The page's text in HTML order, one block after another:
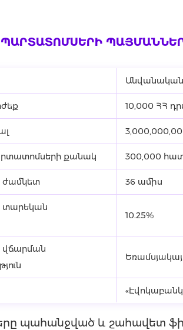
Անվանական
10,000 ՀՀ
քանակ 300,000
ժամկետ 36 ամիս
տարեկան
10.25%
վճարման
պահանջված և շահավետ